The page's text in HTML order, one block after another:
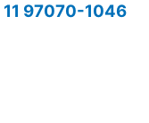
11 97070-1046